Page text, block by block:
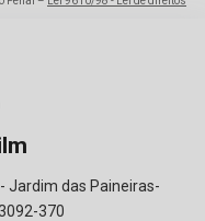
Jardim das Paineiras-
370